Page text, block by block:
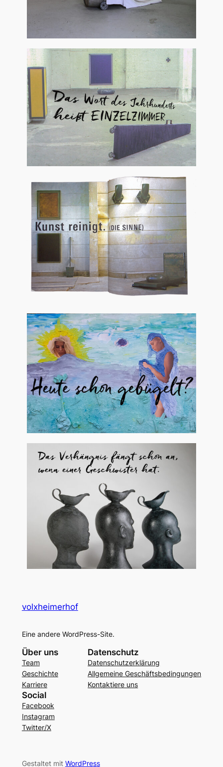
volxheimerhof
Eine andere WordPress-Site.
Über uns
Team
Geschichte
Karriere
Datenschutz
Datenschutzerklärung
Allgemeine Geschäftsbedingungen
Kontaktiere uns
Social
Facebook
Instagram
Twitter/X
Gestaltet mit WordPress